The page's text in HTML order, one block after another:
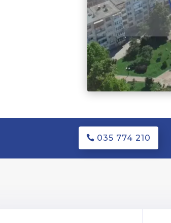
035 774 210